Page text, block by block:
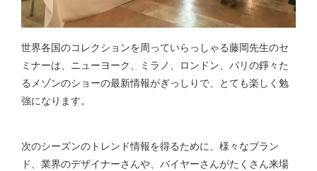
世界各国のコレクションを周っていらっしゃる藤岡先生のセ
ミナーは、ニューヨーク、ミラノ、ロンドン、パリの錚々た
るメゾンのショーの最新情報がぎっしりで、とても楽しく勉
強になります。
次のシーズンのトレンド情報を得るために、様々なブラン
ド、業界のデザイナーさんや、バイヤーさんがたくさん来場